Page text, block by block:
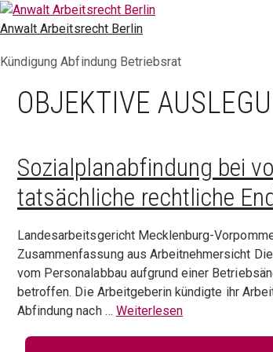
Zum
Inhalt
Anwalt Arbeitsrecht Berlin
Kündigung Abfindung Betriebsrat
OBJEKTIVE
Sozialplanabfindung bei
tatsächliche rechtliche
Landesarbeitsgericht Mecklenburg-
Zusammenfassung aus Arbeitnehmersicht
vom Personalabbau aufgrund einer
betroffen. Die Arbeitgeberin kündigte ihr
Abfindung nach … Weiterlesen